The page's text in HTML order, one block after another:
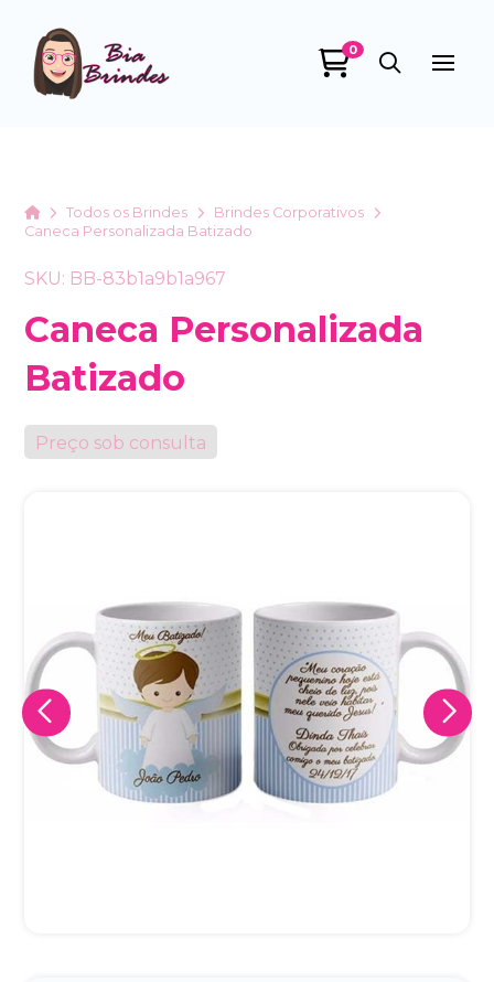
0
HomeTodos os Brindes
Brindes Corporativos
Caneca Personalizada Batizado
SKU: BB-83b1a9b1a967
Caneca Personalizada
Batizado
Preço sob consulta
A nossa empresa está comprometida a proteger e respeitar
sua privacidade, utilizaremos seus dados apenas para fins
de marketing. Você pode alterar suas preferências a
qualquer momento.
Iniciar conversa